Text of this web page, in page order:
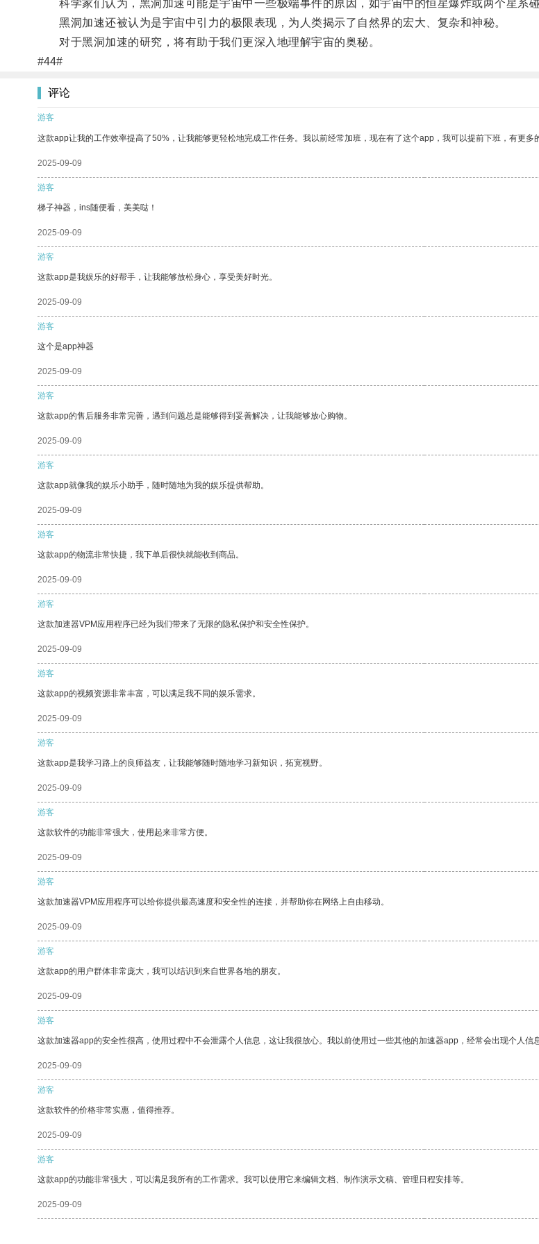
科学家们认为，黑洞加速可能是宇宙中一些极端事件的原因，如宇宙中的恒星爆炸或两个星系碰
黑洞加速还被认为是宇宙中引力的极限表现，为人类揭示了自然界的宏大、复杂和神秘。
对于黑洞加速的研究，将有助于我们更深入地理解宇宙的奥秘。
#44#
评论
游客
这款app让我的工作效率提高了50%，让我能够更轻松地完成工作任务。我以前经常加班，现在有了这个app，我可以提前下班，有更多
2025-09-09
游客
梯子神器，ins随便看，美美哒！
2025-09-09
游客
这款app是我娱乐的好帮手，让我能够放松身心，享受美好时光。
2025-09-09
游客
这个是app神器
2025-09-09
游客
这款app的售后服务非常完善，遇到问题总是能够得到妥善解决，让我能够放心购物。
2025-09-09
游客
这款app就像我的娱乐小助手，随时随地为我的娱乐提供帮助。
2025-09-09
游客
这款app的物流非常快捷，我下单后很快就能收到商品。
2025-09-09
游客
这款加速器VPM应用程序已经为我们带来了无限的隐私保护和安全性保护。
2025-09-09
游客
这款app的视频资源非常丰富，可以满足我不同的娱乐需求。
2025-09-09
游客
这款app是我学习路上的良师益友，让我能够随时随地学习新知识，拓宽视野。
2025-09-09
游客
这款软件的功能非常强大，使用起来非常方便。
2025-09-09
游客
这款加速器VPM应用程序可以给你提供最高速度和安全性的连接，并帮助你在网络上自由移动。
2025-09-09
游客
这款app的用户群体非常庞大，我可以结识到来自世界各地的朋友。
2025-09-09
游客
这款加速器app的安全性很高，使用过程中不会泄露个人信息，这让我很放心。我以前使用过一些其他的加速器app，经常会出现个人信
2025-09-09
游客
这款软件的价格非常实惠，值得推荐。
2025-09-09
游客
这款app的功能非常强大，可以满足我所有的工作需求。我可以使用它来编辑文档、制作演示文稿、管理日程安排等。
2025-09-09